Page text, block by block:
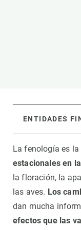
ENTIDADES
La fenología es la
estacionales en
la floración, la
las aves. Los
dan mucha
efectos que las